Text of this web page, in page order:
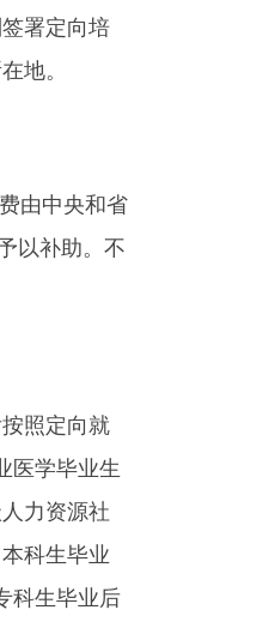
署定向培
地。
由中央和省
以补助。不
照定向就
医学毕业生
力资源社
科生毕业
科生毕业后